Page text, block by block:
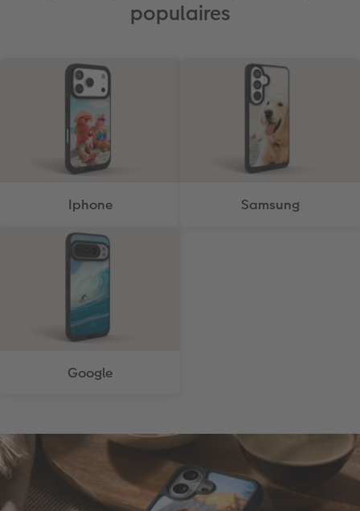
populaires
Iphone Samsung
Google